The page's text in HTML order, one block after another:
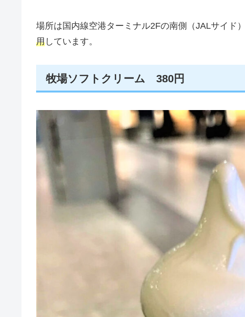
場所は国内線空港ターミナル2Fの南側（JALサイド）
用 しています。
牧場ソフトクリーム 380円